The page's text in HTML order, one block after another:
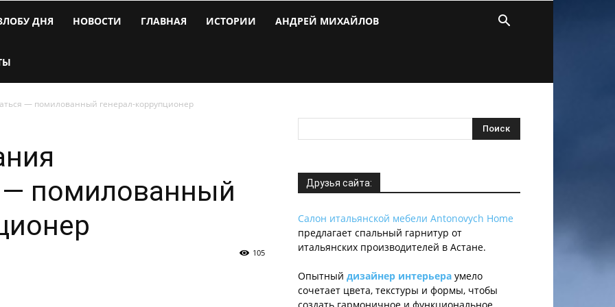
ДНЯ НОВОСТИ ГЛАВНАЯ ИСТОРИИ АНДРЕЙ МИХАЙЛОВ
— помилованный генерал-коррупционер
помилованный
105
Друзья сайта:
Салон итальянской мебели Antonovych Home
предлагает спальный гарнитур от
итальянских производителей в Астане.
Опытный дизайнер интерьера умело
сочетает цвета, текстуры и формы, чтобы